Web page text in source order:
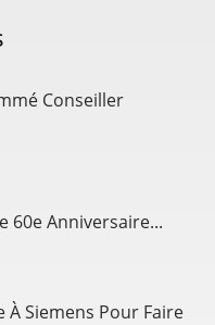
Conseiller
60e Anniversaire...
À Siemens Pour Faire